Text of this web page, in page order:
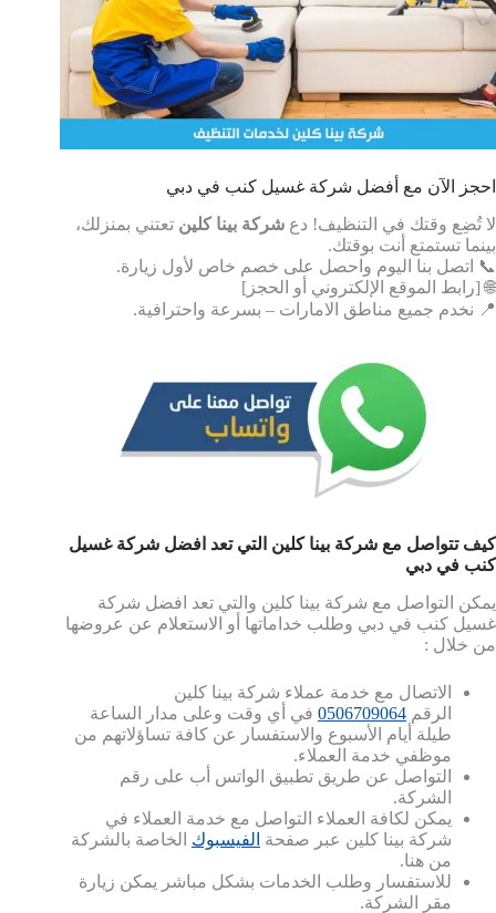
احجز الآن مع أفضل شركة غسيل كنب في دبي
لا تُضِع وقتك في التنظيف! دع شركة بينا كلين تعتني بمنزلك،
بينما تستمتع أنت بوقتك.
📞 اتصل بنا اليوم واحصل على خصم خاص لأول زيارة.
🌐 [رابط الموقع الإلكتروني أو الحجز]
📍 نخدم جميع مناطق الامارات – بسرعة واحترافية.
كيف تتواصل مع شركة بينا كلين التي تعد افضل شركة غسيل
كنب في دبي
يمكن التواصل مع شركة بينا كلين والتي تعد افضل شركة
غسيل كنب في دبي وطلب خداماتها أو الاستعلام عن عروضها
من خلال :
الاتصال مع خدمة عملاء شركة بينا كلين
الرقم ‎0506709064 في أي وقت وعلى مدار الساعة
طيلة أيام الأسبوع والاستفسار عن كافة تساؤلاتهم من
موظفي خدمة العملاء.
التواصل عن طريق تطبيق الواتس أب على رقم
الشركة.
يمكن لكافة العملاء التواصل مع خدمة العملاء في
شركة بينا كلين عبر صفحة الفيسبوك الخاصة بالشركة
من هنا.
للاستفسار وطلب الخدمات بشكل مباشر يمكن زيارة
مقر الشركة.